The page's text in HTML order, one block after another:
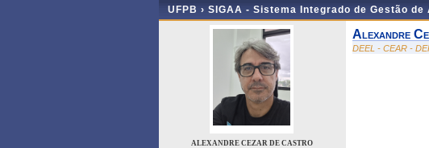
UFPB › SIGAA - Sistema Integrado de Gestão
ALEXANDRE CEZAR DE CASTRO
Alexandre
DEEL - CEAR -